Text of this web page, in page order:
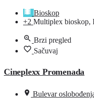
Bioskop
+2 Multiplex bioskop,
Brzi pregled
Sačuvaj
Cineplexx Promenada
Bulevar